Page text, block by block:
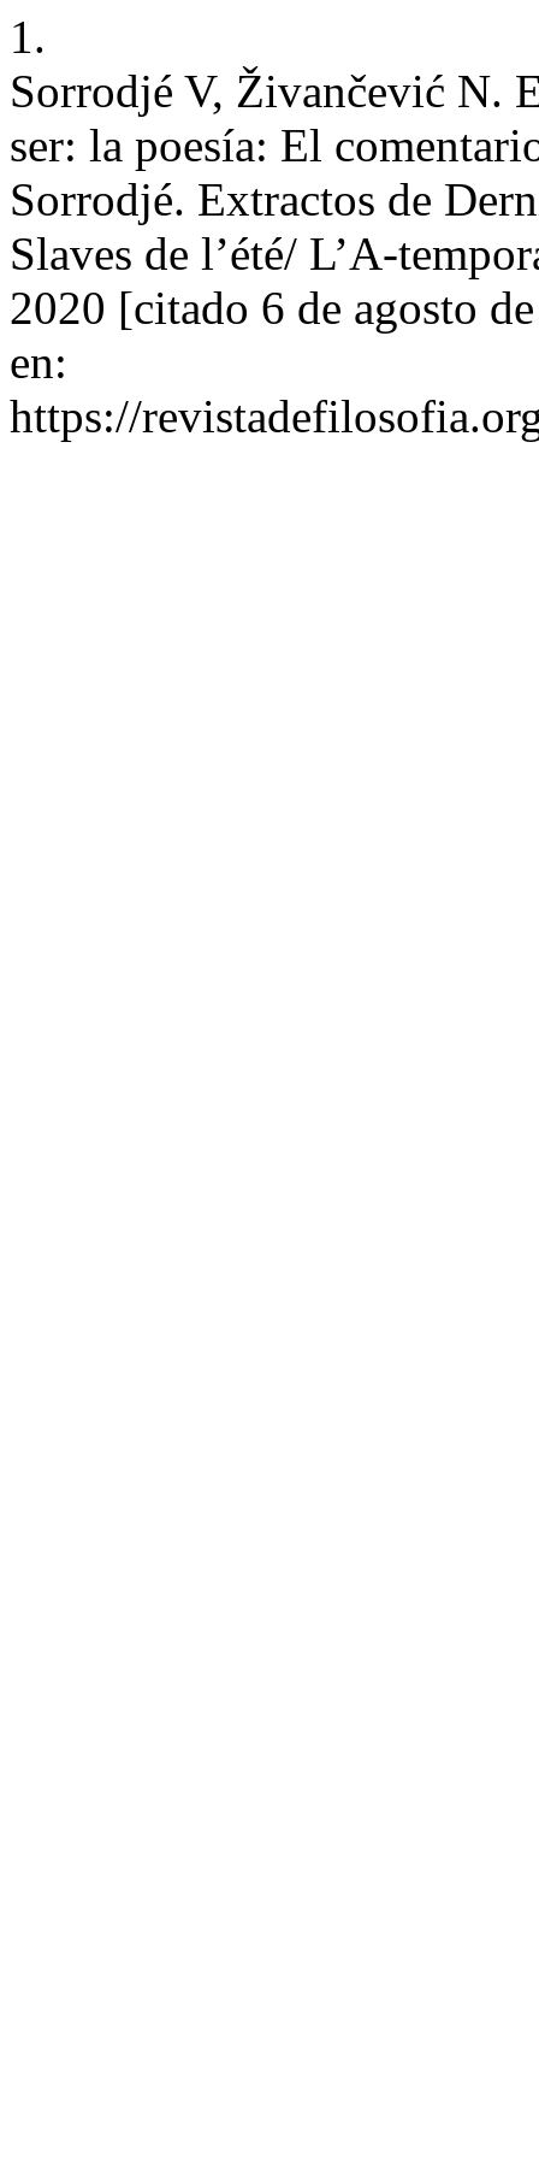
1.
Sorrodjé V, Živančević N.
ser: la poesía: El
Sorrodjé. Extractos de
Slaves de l’été/ L’A-
2020 [citado 6 de agosto
en:
https://